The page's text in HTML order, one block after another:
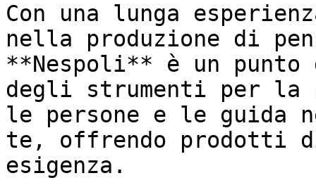
Con una lunga
nella produzione di
**Nespoli** è un
degli strumenti per la
le persone e le guida
te, offrendo prodotti
esigenza.